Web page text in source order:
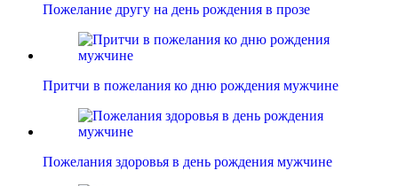
Пожелание другу на день рождения в прозе
Притчи в пожелания ко дню рождения мужчине
Пожелания здоровья в день рождения мужчине